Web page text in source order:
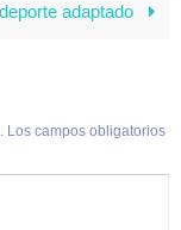
adaptado
Los campos obligatorios